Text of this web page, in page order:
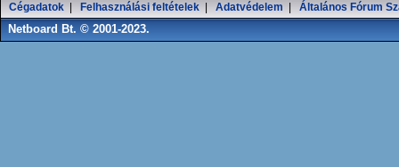
Cégadatok Felhasználási feltételek Adatvédelem Általános Fórum
Netboard Bt. © 2001-2023.